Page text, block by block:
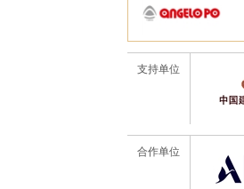
支持单位
合作单位